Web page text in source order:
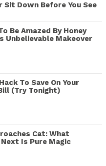
Sit Down Before You See
Be Amazed By Honey
Unbelievable Makeover
To Save On Your
(Try Tonight)
Cat: What
Is Pure Magic